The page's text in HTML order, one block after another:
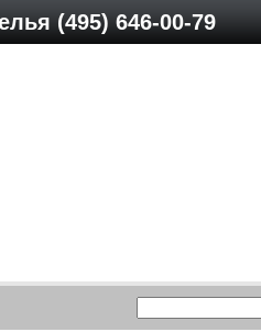
(495) 646-00-79